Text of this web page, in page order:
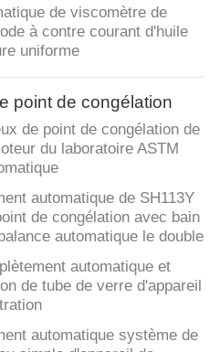
de viscomètre de
à contre courant d'huile
uniforme
point de congélation
de point de congélation de
du laboratoire ASTM
automatique de SH113Y
de congélation avec bain
automatique le double
automatique et
de tube de verre d'appareil
automatique système de